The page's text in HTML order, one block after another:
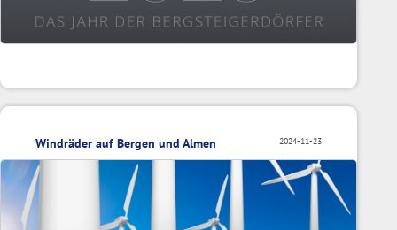
2024-11-23
Windräder auf Bergen und Almen